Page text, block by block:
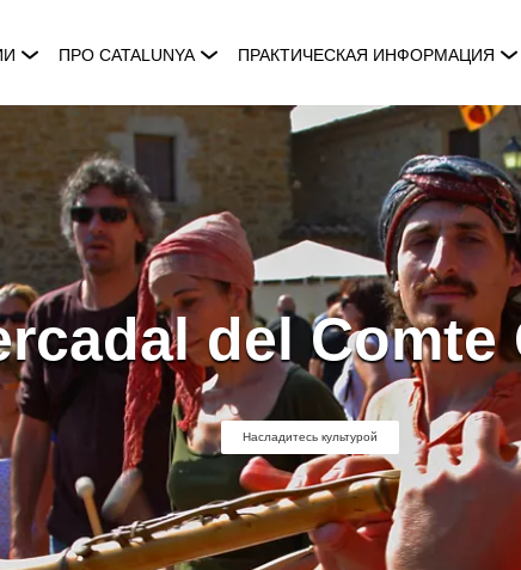
ПРО CATALUNYA ПРАКТИЧЕСКАЯ ИНФОРМАЦИЯ
del Comte
Насладитесь культурой